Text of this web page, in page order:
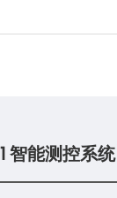
能测控系统